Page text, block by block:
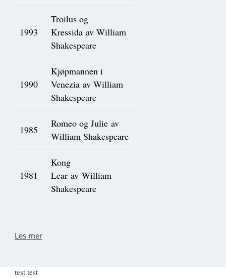
1993
Troilus og
Kressida av William
Shakespeare
1990
Kjøpmannen i
Venezia av William
Shakespeare
1985
Romeo og Julie av
William Shakespeare
1981
Kong
Lear av William
Shakespeare
Les mer
test test